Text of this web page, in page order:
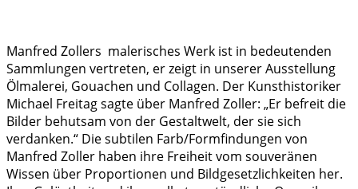
Manfred Zollers malerisches Werk ist in bedeutenden
Sammlungen vertreten, er zeigt in unserer Ausstellung
Ölmalerei, Gouachen und Collagen. Der Kunsthistoriker
Michael Freitag sagte über Manfred Zoller: „Er befreit die
Bilder behutsam von der Gestaltwelt, der sie sich
verdanken.“ Die subtilen Farb/Formfindungen von
Manfred Zoller haben ihre Freiheit vom souveränen
Wissen über Proportionen und Bildgesetzlichkeiten her.